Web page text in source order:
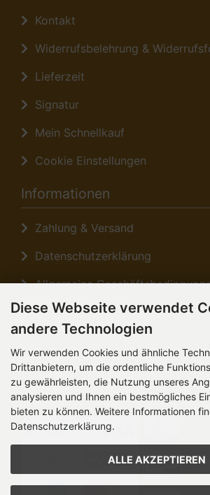
Kontakt
Widerrufsbelehrung &
Lieferzeit
Signatur
Mein Schnellkauf
Cookie Einstellungen
Informationen
Zahlung & Versand
Datenschutzerklärung
Allgemeine
Kundeninformationen
Sitemap
Anfahrt
Zahlungsmethoden
Diese Webseite verwendet
andere Technologien
Wir verwenden Cookies und ähnliche
Drittanbietern, um die ordentliche
zu gewährleisten, die Nutzung unseres
analysieren und Ihnen ein bestmögliches
bieten zu können. Weitere Informationen
Datenschutzerklärung.
ALLE AKZEPTIEREN